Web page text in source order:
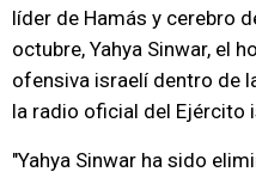
líder de Hamás y cerebro
octubre, Yahya Sinwar, el
ofensiva israelí dentro de
la radio oficial del Ejército
"Yahya Sinwar ha sido